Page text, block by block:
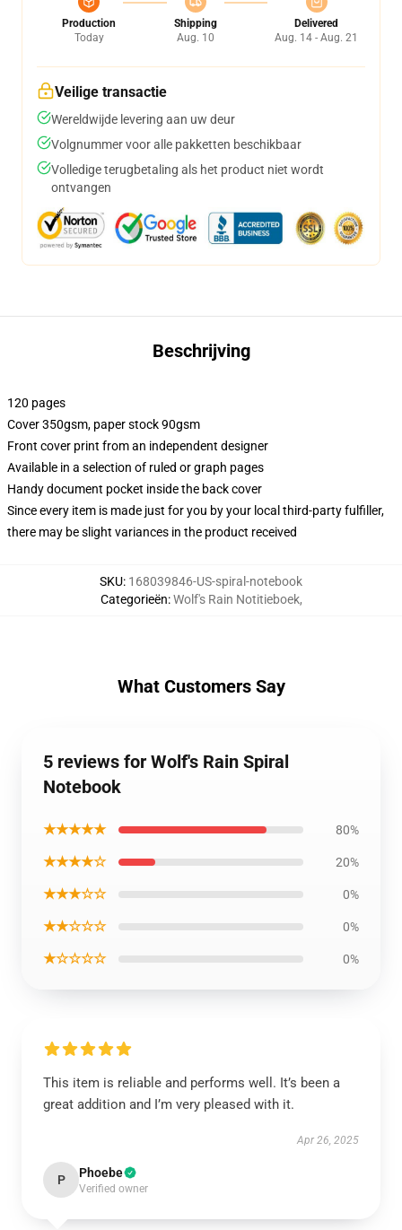
Production
Today
Shipping
Aug. 10
Delivered
Aug. 14 - Aug. 21
Veilige transactie
Wereldwijde levering aan uw deur
Volgnummer voor alle pakketten beschikbaar
Volledige terugbetaling als het product niet wordt
ontvangen
Beschrijving
120 pages
Cover 350gsm, paper stock 90gsm
Front cover print from an independent designer
Available in a selection of ruled or graph pages
Handy document pocket inside the back cover
Since every item is made just for you by your local third-party fulfiller,
there may be slight variances in the product received
SKU: 168039846-US-spiral-notebook
Categorieën:Wolf's Rain Notitieboek,
What Customers Say
5 reviews for Wolf's Rain Spiral
Notebook
★★★★★ 80%
★★★★☆ 20%
★★★☆☆ 0%
★★☆☆☆ 0%
★☆☆☆☆ 0%
This item is reliable and performs well. It’s been a
great addition and I’m very pleased with it.
Apr 26, 2025
P Phoebe
Verified owner